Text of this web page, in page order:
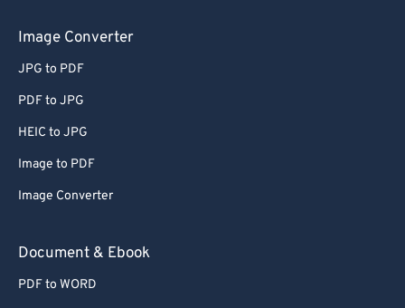
Image Converter
JPG to PDF
PDF to JPG
HEIC to JPG
Image to PDF
Image Converter
Document & Ebook
PDF to WORD